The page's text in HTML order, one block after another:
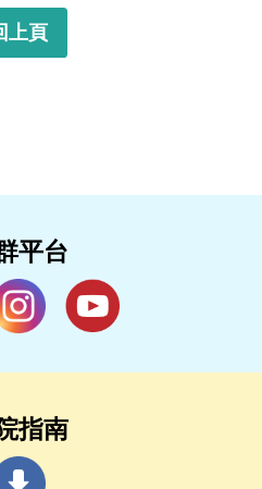
上頁
平台
指南